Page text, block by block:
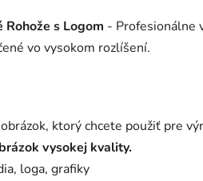
s Logom - Profesionálne
vo vysokom rozlíšení.
ktorý chcete použiť pre
vysokej kvality.
loga, grafiky